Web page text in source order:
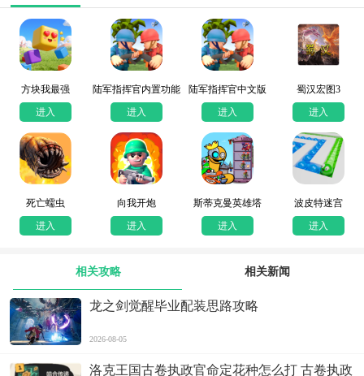
方块我最强
进入
陆军指挥官内置功能
菜单
进入
陆军指挥官中文版
进入
蜀汉宏图3
进入
死亡蠕虫
进入
向我开炮
进入
斯蒂克曼英雄塔
进入
波皮特迷宫
进入
相关攻略 相关新闻
龙之剑觉醒毕业配装思路攻略
2026-08-05
洛克王国古卷执政官命定花种怎么打 古卷执政